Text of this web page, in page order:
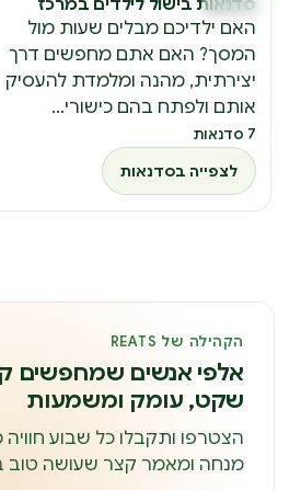
ס
סדנאות
סדנאות בישול לילדים במרכז
האם ילדיכם מבלים שעות מול
המסך? האם אתם מחפשים דרך
יצירתית, מהנה ומלמדת להעסיק
אותם ולפתח בהם כישורי…
7 סדנאות
לצפייה בסדנאות
הקהילה של REATS
אלפי אנשים שמחפשים
שקט, עומק ומשמעות
הצטרפו ותקבלו כל שבוע
מנחה ומאמר קצר שעושה טוב